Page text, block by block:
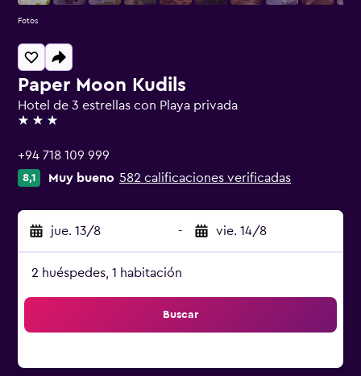
Paper Moon Kudils
Hotel de 3 estrellas con Playa privada
3 estrellas
+94 718 109 999
8,1 Muy bueno 582 calificaciones verificadas
jue. 13/8 - vie. 14/8
2 huéspedes, 1 habitación
Buscar
Fotos